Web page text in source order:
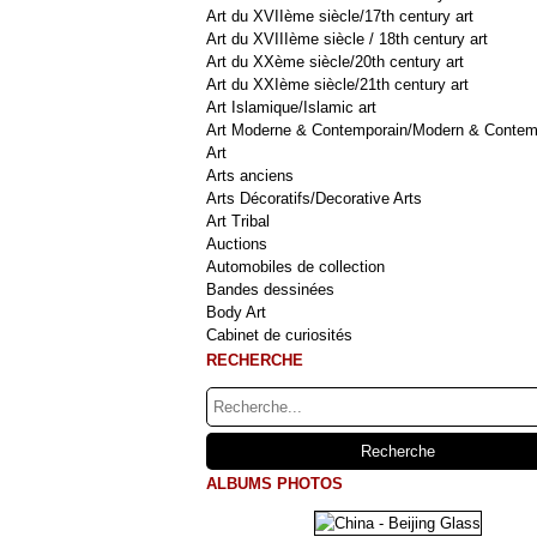
Art du XVIIème siècle/17th century art
Art du XVIIIème siècle / 18th century art
Art du XXème siècle/20th century art
Art du XXIème siècle/21th century art
Art Islamique/Islamic art
Art Moderne & Contemporain/Modern &
Art
Arts anciens
Arts Décoratifs/Decorative Arts
Art Tribal
Auctions
Automobiles de collection
Bandes dessinées
Body Art
Cabinet de curiosités
RECHERCHE
ALBUMS PHOTOS